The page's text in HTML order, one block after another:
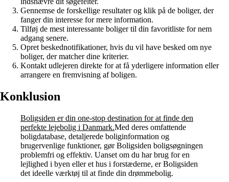
Gennemse de forskellige resultater og klik på de boliger, der
fanger din interesse for mere information.
Tilføj de mest interessante boliger til din favoritliste for nem
adgang senere.
Opret beskednotifikationer, hvis du vil have besked om nye
boliger, der matcher dine kriterier.
Kontakt udlejeren direkte for at få yderligere information eller
arrangere en fremvisning af boligen.
Konklusion
Boligsiden er din one-stop destination for at finde den
perfekte lejebolig i Danmark.Med deres omfattende
boligdatabase, detaljerede boliginformation og
brugervenlige funktioner, gør Boligsiden boligsøgningen
problemfri og effektiv. Uanset om du har brug for en
lejlighed i byen eller et hus i forstæderne, er Boligsiden
det ideelle værktøj til at finde din drømmebolig.